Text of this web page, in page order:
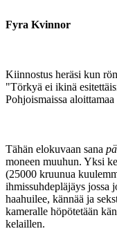
Fyra Kvinnor
Kiinnostus heräsi kun
"Törkyä ei ikinä
Pohjoismaissa
Tähän elokuvaan sana
moneen muuhun. Yksi
(25000 kruunua
ihmissuhdepläjäys jossa
haahuilee, kännää ja
kameralle höpötetään
kelaillen.